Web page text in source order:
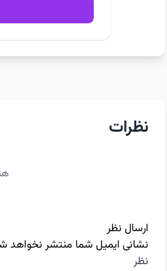
نظرات
ارسال نظر
نشانی ایمیل شما منتشر نخواهد
نظر